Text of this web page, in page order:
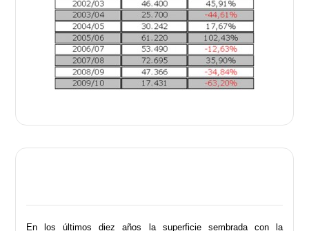
En los últimos diez años la superficie sembrada con la